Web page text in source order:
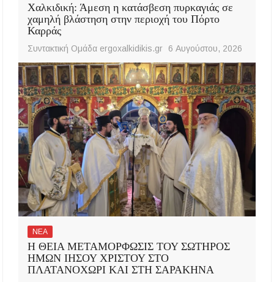
Χαλκιδική: Άμεση η κατάσβεση πυρκαγιάς σε
χαμηλή βλάστηση στην περιοχή του Πόρτο
Καρράς
Συντακτική Ομάδα ergoxalkidikis.gr 6 Αυγούστου, 2026
ΝΕΑ
Η ΘΕΙΑ ΜΕΤΑΜΟΡΦΩΣΙΣ ΤΟΥ ΣΩΤΗΡΟΣ
ΗΜΩΝ ΙΗΣΟΥ ΧΡΙΣΤΟΥ ΣΤΟ
ΠΛΑΤΑΝΟΧΩΡΙ ΚΑΙ ΣΤΗ ΣΑΡΑΚΗΝΑ